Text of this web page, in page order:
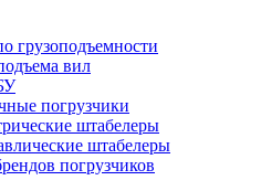
грузоподъемности
вил
погрузчики
штабелеры
штабелеры
погрузчиков